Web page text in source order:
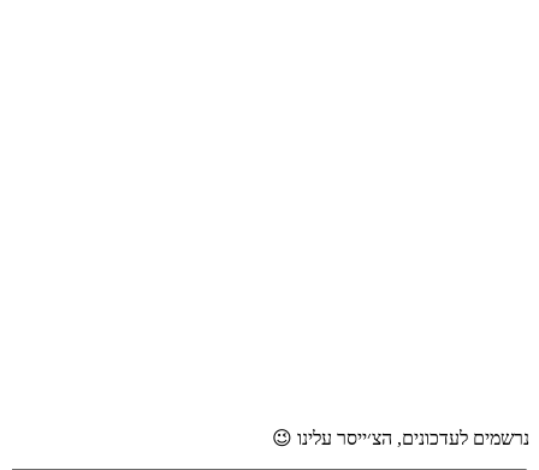
נרשמים לעדכונים, הצ׳ייסר עלינו 😉